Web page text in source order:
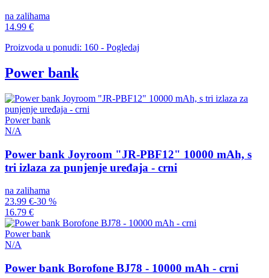
na zalihama
14.99 €
Proizvoda u ponudi: 160 - Pogledaj
Power bank
Power bank
N/A
Power bank Joyroom "JR-PBF12" 10000 mAh, s
tri izlaza za punjenje uređaja - crni
na zalihama
23.99 €-30 %
16.79 €
Power bank
N/A
Power bank Borofone BJ78 - 10000 mAh - crni